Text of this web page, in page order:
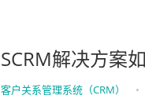
SCRM解决方案
客户关系管理系统（CRM） •